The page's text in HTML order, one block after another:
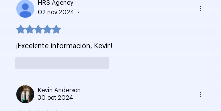
HRS Agency
02 nov 2024
•
Obtuvo 5 de 5 estrellas.
¡Excelente información, Kevin!
Kevin Anderson
30 oct 2024